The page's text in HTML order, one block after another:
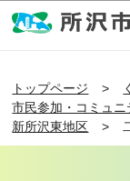
トップページ
市民参加・コミュニ
新所沢東地区